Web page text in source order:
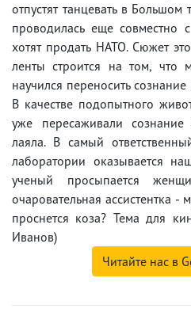
отпустят танцевать в Большом
проводилась еще совместно
хотят продать НАТО. Сюжет
ленты строится на том, что
научился переносить
В качестве подопытного
уже пересаживали
лаяла. В самый
лаборатории оказывается
ученый просыпается
очаровательная ассистентка
проснется коза? Тема для
Иванов)
Читайте нас в